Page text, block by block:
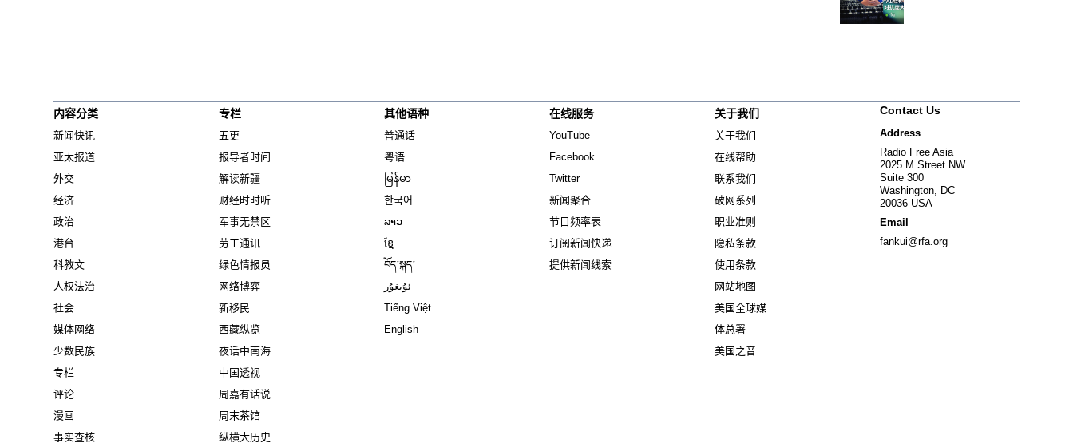
内容分类
新闻快讯
亚太报道
外交
经济
政治
港台
科教文
人权法治
社会
媒体网络
少数民族
专栏
评论
漫画
事实查核
专栏
五更
报导者时间
解读新疆
财经时时听
军事无禁区
劳工通讯
绿色情报员
网络博弈
新移民
西藏纵览
夜话中南海
中国透视
周嘉有话说
周末茶馆
纵横大历史
其他语种
普通话
粤语
မြန်မာ
한국어
ລາວ
ខ្មែ
བོད་སྐད།
ئۇيغۇر
Tiếng Việt
English
在线服务
YouTube
Facebook
Twitter
新闻聚合
节目频率表
订阅新闻快递
提供新闻线索
关于我们
关于我们
在线帮助
联系我们
破网系列
职业准则
隐私条款
使用条款
网站地图
美国全球媒
体总署
美国之音
Contact Us
Address
Radio Free Asia
2025 M Street NW
Suite 300
Washington, DC
20036 USA
Email
fankui@rfa.org